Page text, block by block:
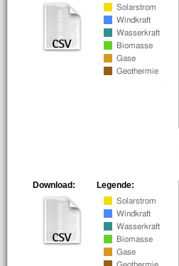
Legende:
Download: